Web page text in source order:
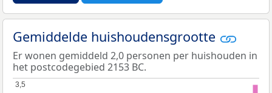
Gemiddelde huishoudensgrootte
Er wonen gemiddeld 2,0 personen per huishouden in
het postcodegebied 2153 BC.
3,5
3,5